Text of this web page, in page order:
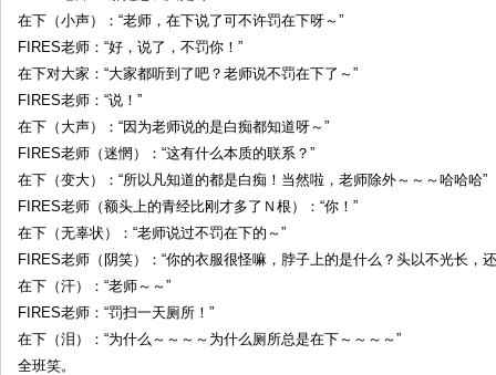
在下（小声）：“老师，在下说了可不许罚在下呀～”
FIRES老师：“好，说了，不罚你！”
在下对大家：“大家都听到了吧？老师说不罚在下了～”
FIRES老师：“说！”
在下（大声）：“因为老师说的是白痴都知道呀～”
FIRES老师（迷惘）：“这有什么本质的联系？”
在下（变大）：“所以凡知道的都是白痴！当然啦，老师除外～～～哈哈哈”
FIRES老师（额头上的青经比刚才多了Ｎ根）：“你！”
在下（无辜状）：“老师说过不罚在下的～”
FIRES老师（阴笑）：“你的衣服很怪嘛，脖子上的是什么？头以不光长
在下（汗）：“老师～～”
FIRES老师：“罚扫一天厕所！”
在下（泪）：“为什么～～～～为什么厕所总是在下～～～～”
全班笑。